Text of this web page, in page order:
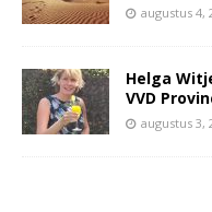
augustus 4,
Helga
VVD
augustus 3,